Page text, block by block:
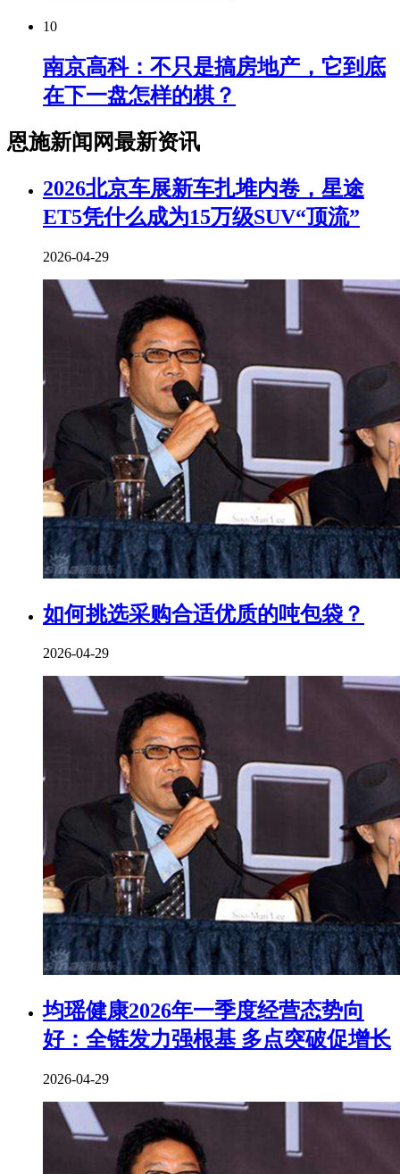
10
南京高科：不只是搞房地产，它到底
在下一盘怎样的棋？
恩施新闻网最新资讯
2026北京车展新车扎堆内卷，星途
ET5凭什么成为15万级SUV“顶流”
2026-04-29
如何挑选采购合适优质的吨包袋？
2026-04-29
均瑶健康2026年一季度经营态势向
好：全链发力强根基 多点突破促增长
2026-04-29